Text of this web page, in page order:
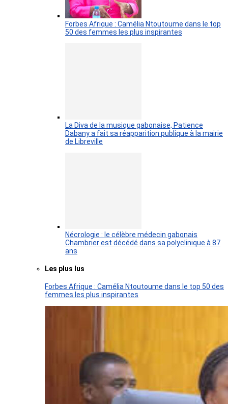
Forbes Afrique : Camélia Ntoutoume dans le top
50 des femmes les plus inspirantes
La Diva de la musique gabonaise, Patience
Dabany a fait sa réapparition publique à la mairie
de Libreville
Nécrologie : le célèbre médecin gabonais
Chambrier est décédé dans sa polyclinique à 87
ans
Les plus lus
Forbes Afrique : Camélia Ntoutoume dans le top 50 des
femmes les plus inspirantes